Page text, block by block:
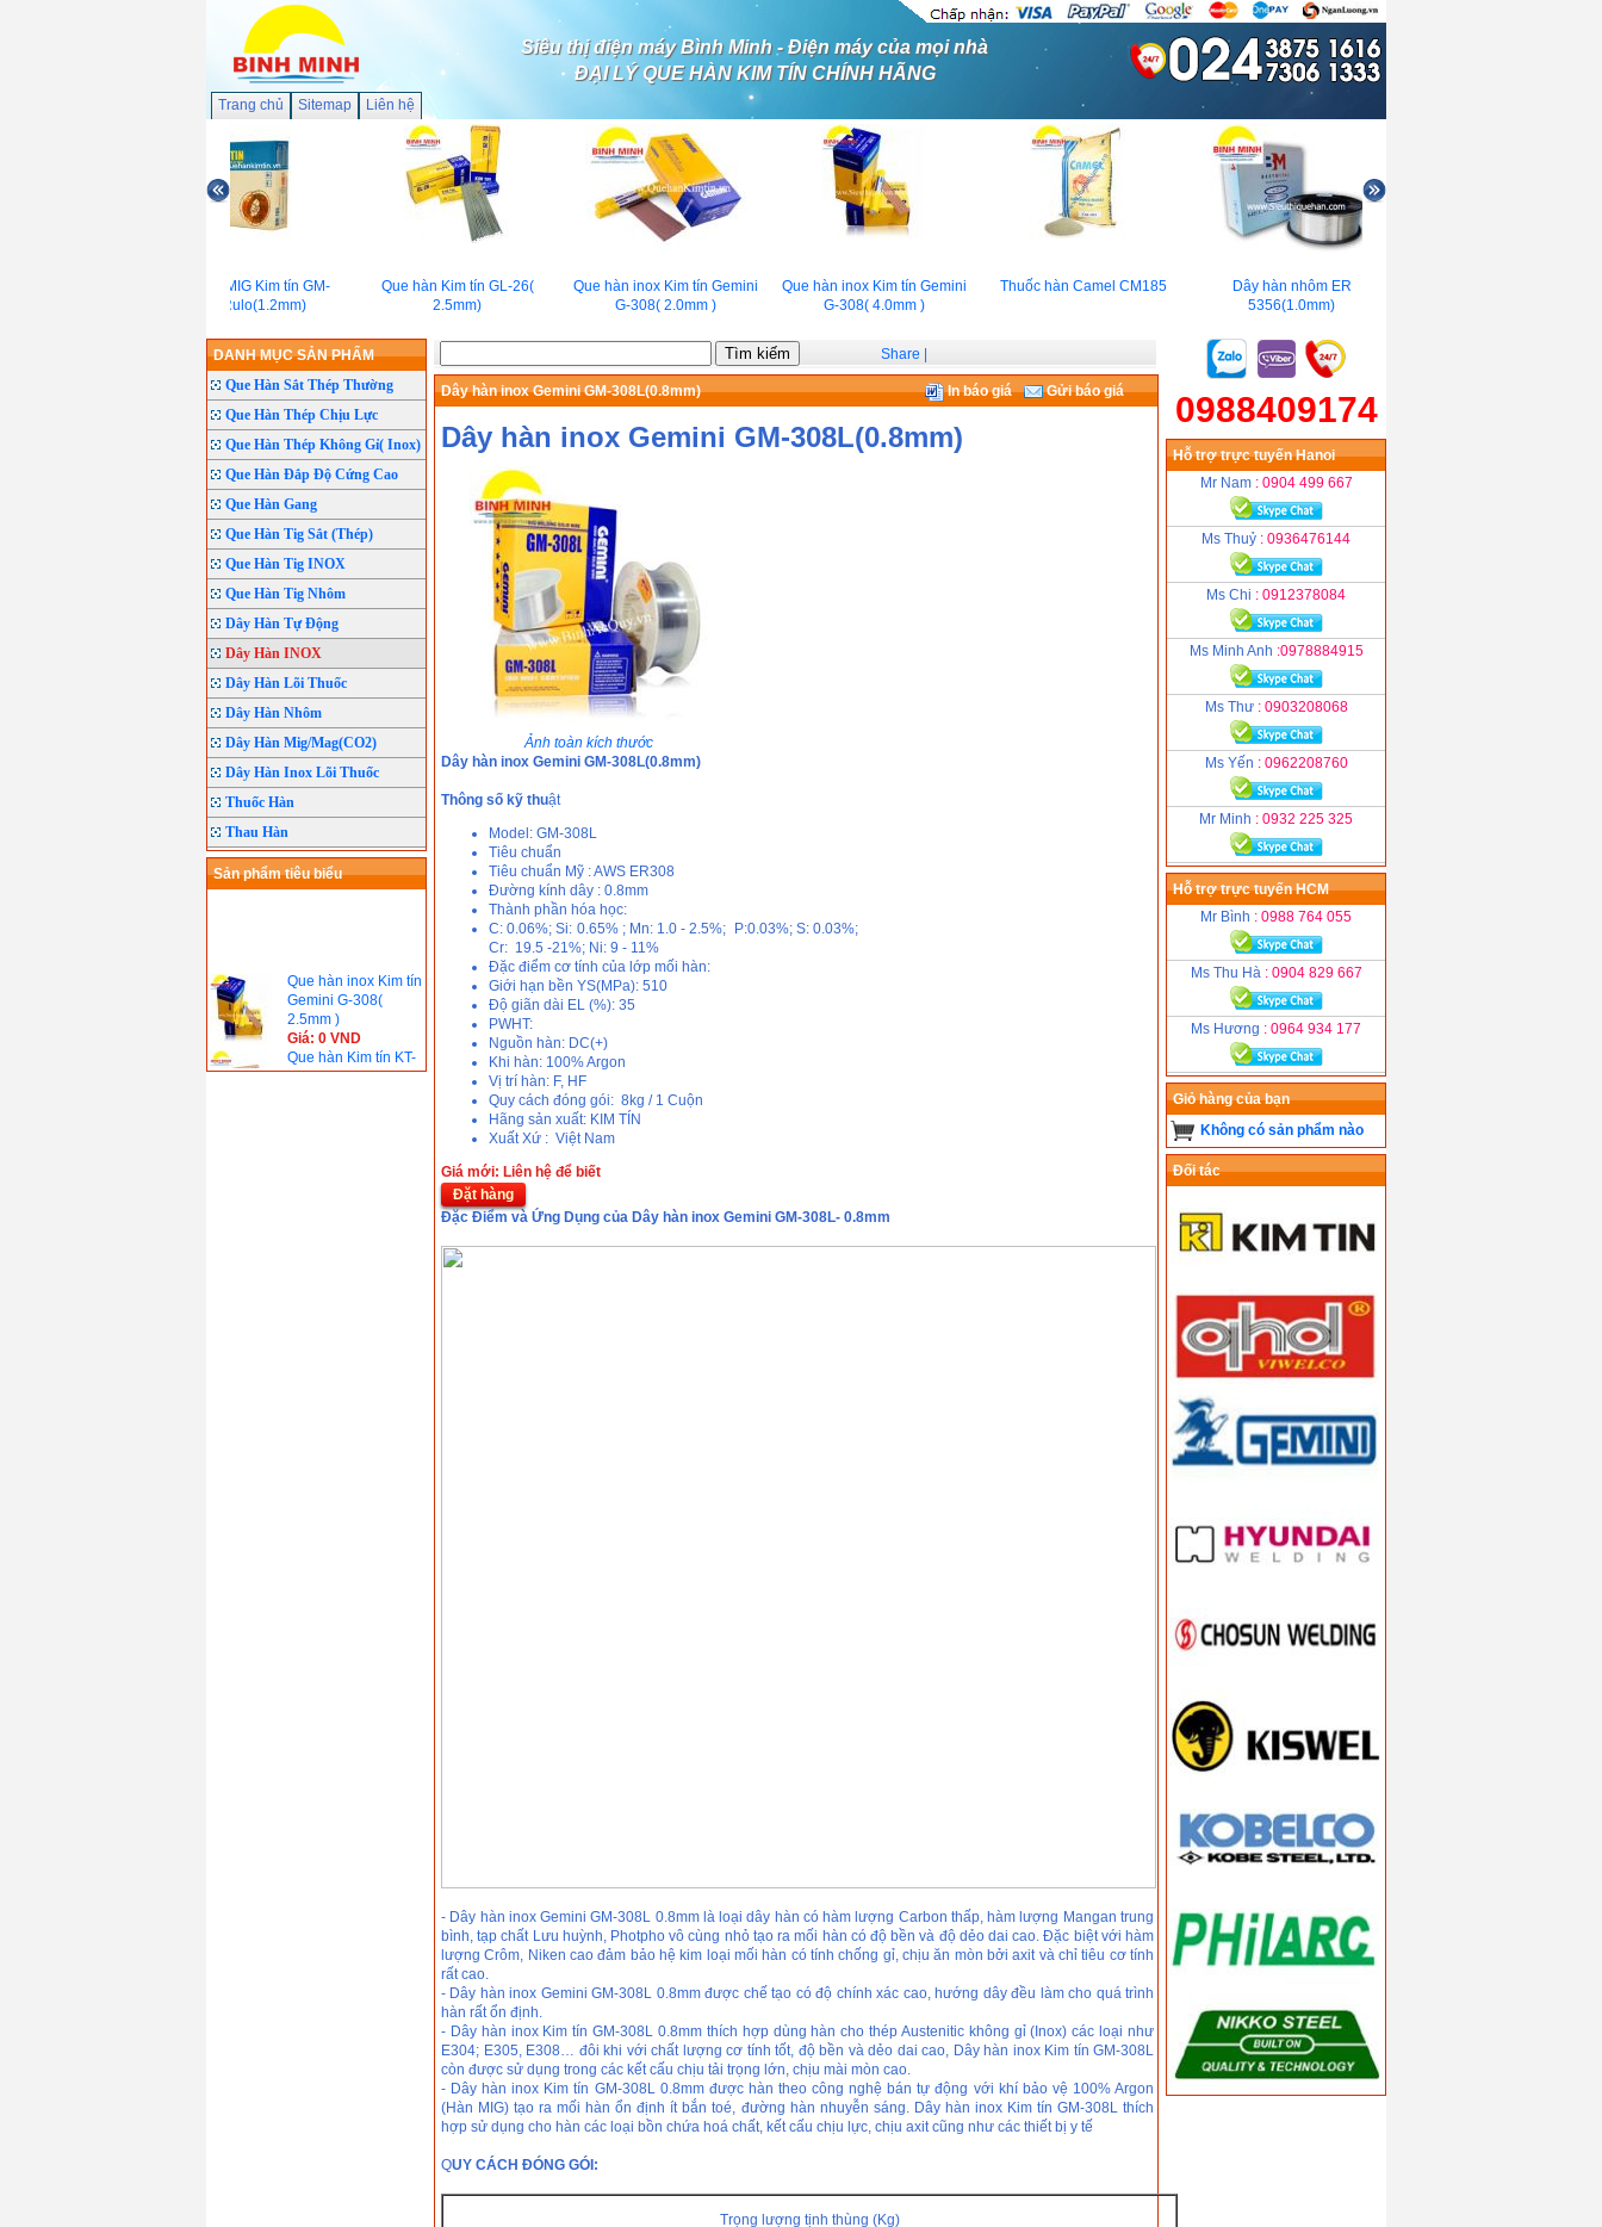
Siêu thị điện máy Bình Minh - Điện máy của mọi nhà
ĐẠI LÝ QUE HÀN KIM TÍN CHÍNH HÃNG
Trang chủ Sitemap Liên hệ
Dây hàn MIG Kim tín GM-
70S Rulo(1.2mm)
Que hàn Kim tín GL-26(
2.5mm)
Que hàn inox Kim tín Gemini
G-308( 2.0mm )
Que hàn inox Kim tín Gemini
G-308( 4.0mm )
Thuốc hàn Camel CM185
Dây hàn nhôm ER
5356(1.0mm)
DANH MỤC SẢN PHẨM
Que Hàn Sắt Thép Thường
Que Hàn Thép Chịu Lực
Que Hàn Thép Không Gỉ( Inox)
Que Hàn Đắp Độ Cứng Cao
Que Hàn Gang
Que Hàn Tig Sắt (Thép)
Que Hàn Tig INOX
Que Hàn Tig Nhôm
Dây Hàn Tự Động
Dây Hàn INOX
Dây Hàn Lõi Thuốc
Dây Hàn Nhôm
Dây Hàn Mig/Mag(CO2)
Dây Hàn Inox Lõi Thuốc
Thuốc Hàn
Thau Hàn
Sản phẩm tiêu biểu
Gemini G-308(
2.5mm )
Giá: 0 VND
Que hàn Kim tín KT-
421( 2.5mm)
Share
Dây hàn inox Gemini GM-308L(0.8mm) In báo giá Gửi báo giá
Dây hàn inox Gemini GM-308L(0.8mm)
Ảnh toàn kích thước
Dây hàn inox Gemini GM-308L(0.8mm)
Thông số kỹ thuật
Model: GM-308L
Tiêu chuẩn
Tiêu chuẩn Mỹ : AWS ER308
Đường kính dây : 0.8mm
Thành phần hóa học:
C: 0.06%; Si: 0.65% ; Mn: 1.0 - 2.5%; P:0.03%; S: 0.03%;
Cr: 19.5 -21%; Ni: 9 - 11%
Đặc điểm cơ tính của lớp mối hàn:
Giới hạn bền YS(MPa): 510
Độ giãn dài EL (%): 35
PWHT:
Nguồn hàn: DC(+)
Khi hàn: 100% Argon
Vị trí hàn: F, HF
Quy cách đóng gói: 8kg / 1 Cuộn
Hãng sản xuất: KIM TÍN
Xuất Xứ : Việt Nam
Giá mới: Liên hệ để biết
Đặt hàng
Đặc Điểm và Ứng Dụng của Dây hàn inox Gemini GM-308L- 0.8mm
- Dây hàn inox Gemini GM-308L 0.8mm là loại dây hàn có hàm lượng Carbon thấp, hàm lượng Mangan trung
bình, tạp chất Lưu huỳnh, Photpho vô cùng nhỏ tạo ra mối hàn có độ bền và độ dẻo dai cao. Đặc biệt với hàm
lượng Crôm, Niken cao đảm bảo hệ kim loại mối hàn có tính chống gỉ, chịu ăn mòn bởi axit và chỉ tiêu cơ tính
rất cao.
- Dây hàn inox Gemini GM-308L 0.8mm được chế tạo có độ chính xác cao, hướng dây đều làm cho quá trình
hàn rất ổn định.
- Dây hàn inox Kim tín GM-308L 0.8mm thích hợp dùng hàn cho thép Austenitic không gỉ (Inox) các loại như
E304; E305, E308… đôi khi với chất lượng cơ tính tốt, độ bền và dẻo dai cao, Dây hàn inox Kim tín GM-308L
còn được sử dụng trong các kết cấu chịu tải trọng lớn, chịu mài mòn cao.
- Dây hàn inox Kim tín GM-308L 0.8mm được hàn theo công nghệ bán tự động với khí bảo vệ 100% Argon
(Hàn MIG) tạo ra mối hàn ổn định ít bắn toé, đường hàn nhuyễn sáng. Dây hàn inox Kim tín GM-308L thích
hợp sử dụng cho hàn các loại bồn chứa hoá chất, kết cấu chịu lực, chịu axit cũng như các thiết bị y tế
QUY CÁCH ĐÓNG GÓI:
Trọng lượng tịnh thùng (Kg)
0988409174
Hỗ trợ trực tuyến Hanoi
Mr Nam : 0904 499 667
Ms Thuỷ : 0936476144
Ms Chi : 0912378084
Ms Minh Anh :0978884915
Ms Thư : 0903208068
Ms Yến : 0962208760
Mr Minh : 0932 225 325
Hỗ trợ trực tuyến HCM
Mr Bình : 0988 764 055
Ms Thu Hà : 0904 829 667
Ms Hương : 0964 934 177
Giỏ hàng của bạn
Không có sản phẩm nào
Đối tác